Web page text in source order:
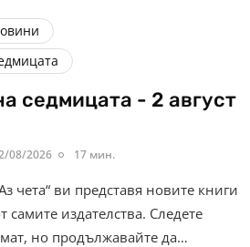
седмицата - 2 август
08/2026 17 мин.
чета“ ви представя новите книги
самите издателства. Следете
но продължавайте да…